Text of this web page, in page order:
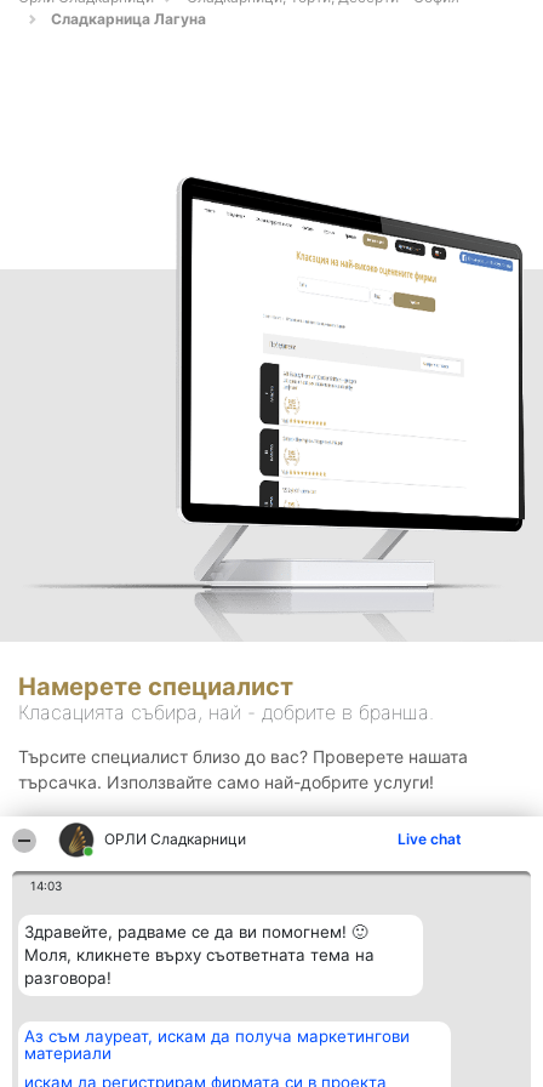
ОРЛИ Сладкарници Live chat
14:03
Здравейте, радваме се да ви помогнем! 🙂
Моля, кликнете върху съответната тема на
разговора!
Аз съм лауреат, искам да получа маркетингови
материали
искам да регистрирам фирмата си в проекта
Сладкарница Лагуна
Намерете специалист
Класацията събира, най - добрите в бранша.
Търсите специалист близо до вас? Проверете нашата
търсачка. Използвайте само най-добрите услуги!
Организатор на
класиране
Класация Контакти